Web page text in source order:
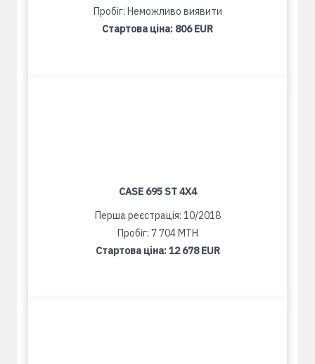
Пробіг: Неможливо виявити
Стартова ціна: 806 EUR
CASE 695 ST 4X4
Перша реєстрація: 10/2018
Пробіг: 7 704 MTH
Стартова ціна:12 678 EUR